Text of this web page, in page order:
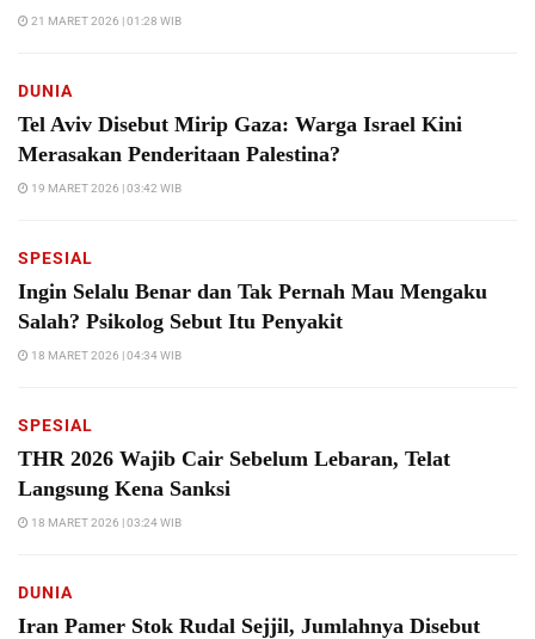
21 MARET 2026 | 01:28 WIB
DUNIA
Tel Aviv Disebut Mirip Gaza: Warga Israel Kini
Merasakan Penderitaan Palestina?
19 MARET 2026 | 03:42 WIB
SPESIAL
Ingin Selalu Benar dan Tak Pernah Mau Mengaku
Salah? Psikolog Sebut Itu Penyakit
18 MARET 2026 | 04:34 WIB
SPESIAL
THR 2026 Wajib Cair Sebelum Lebaran, Telat
Langsung Kena Sanksi
18 MARET 2026 | 03:24 WIB
DUNIA
Iran Pamer Stok Rudal Sejjil, Jumlahnya Disebut